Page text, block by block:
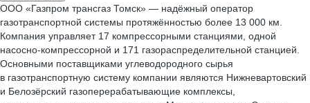
ООО «Газпром трансгаз Томск» — надёжный оператор
газотранспортной системы протяжённостью более 13 000 км.
Компания управляет 17 компрессорными станциями, одной
насосно-компрессорной и 171 газораспределительной станцией.
Основными поставщиками углеводородного сырья
в газотранспортную систему компании являются Нижневартовский
и Белозёрский газоперерабатывающие комплексы,